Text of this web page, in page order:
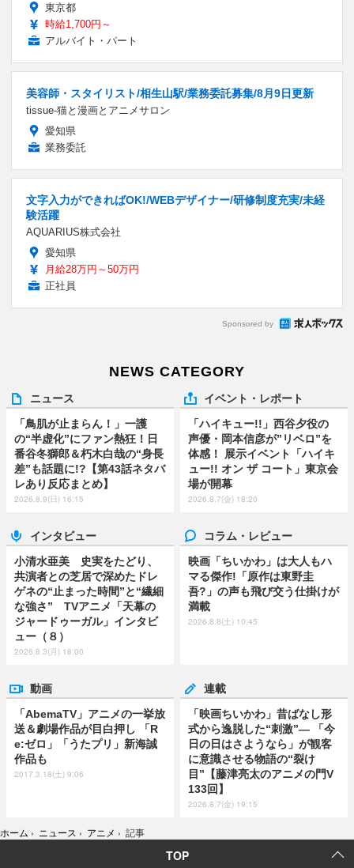
東京都
時給1,700円～
アルバイト・パート
美容師・スタイリスト/相生山駅/業務委託募集/8月9日更新
tissue-猫と漫画とアニメサロン
愛知県
業務委託
文字入力ができればOK!/WEBデザイナー/研修制度充実/未経
験活躍
AQUARIUS株式会社
愛知県
月給28万円～50万円
正社員
Sponsored by
NEWS CATEGORY
ニュース
「鳥肌が止まらん！」一護
の“半虚化”にファン熱狂！日
番谷冬獅郎＆朽木白哉の“身長
差”も話題に!?【第43話ネタバ
レあり反応まとめ】
2026.8.9(日) 16:15
イベント・レポート
「ハイキュー!!」西谷夕役の
声優・岡本信彦が”リベロ”を
体感！ 展示イベント「ハイキ
ュー!! オン ザ コート」東京会
場が開幕
2026.8.7(金) 18:20
インタビュー
小清水亜美 史実をたどり、
共演者との芝居で深めたドレ
ゲネの“止まった時間”と“繊細
な強さ” TVアニメ「天幕の
ジャードゥーガル」インタビ
ュー（８）
2026.8.3(月) 18:00
コラム・レビュー
映画「ちいかわ」は大人もハ
マる傑作!「原作は東野圭
吾?」の声も飛び交う仕掛けが
満載
2026.8.8(土) 10:45
動画
「AbemaTV」アニメの一挙放
送＆劇場作品が目白押し 「R
e:ゼロ」「うたプリ」新海誠
作品も
2017.3.18(土) 9:06
連載
「映画ちいかわ」昔ばなし形
式から逸脱した“刺激”― 「今
日の日はさようなら」が観客
に意識させる物語の“裂け
目”【藤津亮太のアニメの門V
133回】
2026.8.7(金) 19:15
ホーム › ニュース › アニメ › 記事
TOP